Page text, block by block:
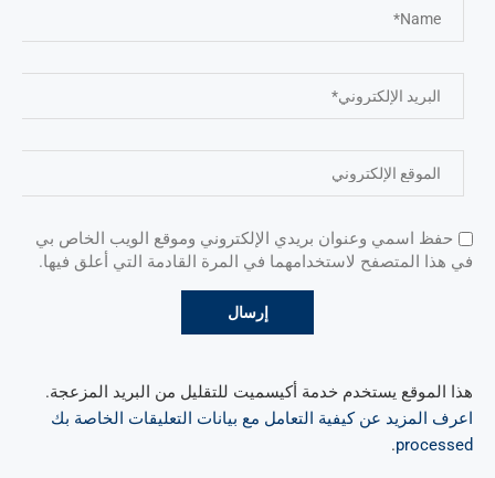
حفظ اسمي وعنوان بريدي الإلكتروني وموقع الويب الخاص بي
في هذا المتصفح لاستخدامهما في المرة القادمة التي أعلق فيها.
هذا الموقع يستخدم خدمة أكيسميت للتقليل من البريد المزعجة.
اعرف المزيد عن كيفية التعامل مع بيانات التعليقات الخاصة بك
processed
.